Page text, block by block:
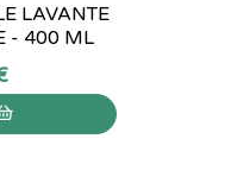
LAVANTE
- 400 ML